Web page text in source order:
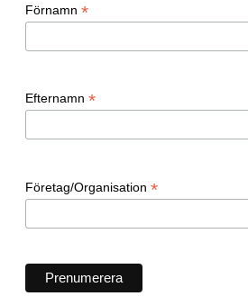
Förnamn *
Efternamn *
Företag/Organisation *